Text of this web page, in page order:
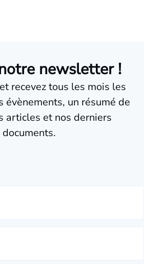
newsletter !
recevez tous les mois les
évènements, un résumé de
articles et nos derniers
documents.